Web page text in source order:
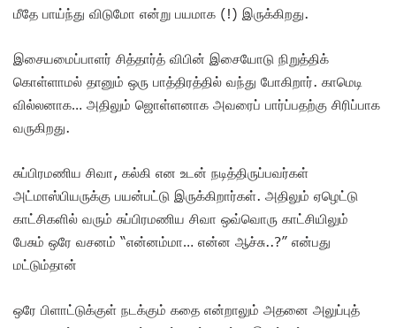
மீதே பாய்ந்து விடுமோ என்று பயமாக (!) இருக்கிறது.
இசையமைப்பாளர் சித்தார்த் விபின் இசையோடு நிறுத்திக்
கொள்ளாமல் தானும் ஒரு பாத்திரத்தில் வந்து போகிறார். காமெடி
வில்லனாக… அதிலும் ஜொள்ளனாக அவரைப் பார்ப்பதற்கு சிரிப்பாக
வருகிறது.
சுப்பிரமணிய சிவா, கல்கி என உடன் நடித்திருப்பவர்கள்
அட்மாஸ்பியருக்கு பயன்பட்டு இருக்கிறார்கள். அதிலும் ஏழெட்டு
காட்சிகளில் வரும் சுப்பிரமணிய சிவா ஒவ்வொரு காட்சியிலும்
பேசும் ஒரே வசனம் “என்னம்மா… என்ன ஆச்சு..?” என்பது
மட்டும்தான்
ஒரே பிளாட்டுக்குள் நடக்கும் கதை என்றாலும் அதனை அலுப்புத்